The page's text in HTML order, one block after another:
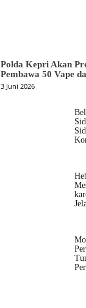
Polda Kepri Akan
Pembawa 50 Vape
3 Juni 2026